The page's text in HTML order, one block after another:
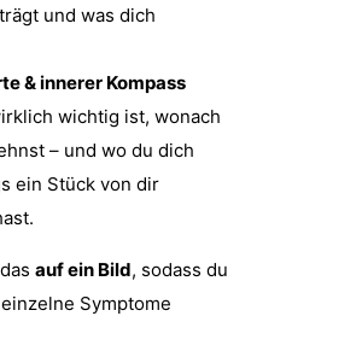
und was dich
& innerer Kompass
wichtig ist, wonach
– und wo du dich
ein Stück von dir
auf ein Bild, sodass du
Symptome